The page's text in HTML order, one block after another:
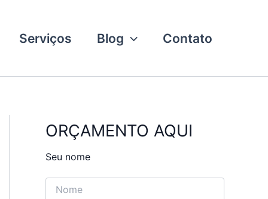
Serviços Blog Contato
ORÇAMENTO AQUI
Seu nome